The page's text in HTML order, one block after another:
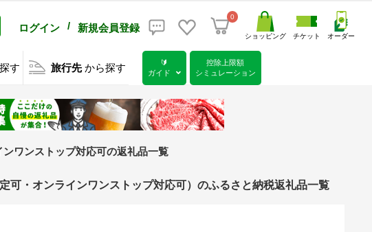
ログイン / 新規会員登録
0
ショッピング チケット オーダー
す 旅行先 から探す
🔰
ガイド
控除上限額
シミュレーション
ワンストップ対応可の返礼品一覧
可・オンラインワンストップ対応可）のふるさと納税返礼品一覧